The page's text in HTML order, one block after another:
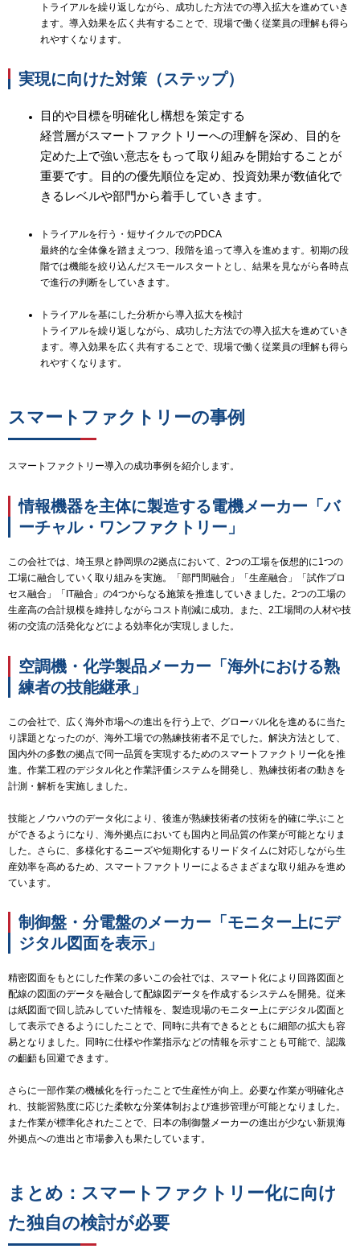
トライアルを繰り返しながら、成功した方法での導入拡大を進めていき
ます。導入効果を広く共有することで、現場で働く従業員の理解も得ら
れやすくなります。
実現に向けた対策（ステップ）
目的や目標を明確化し構想を策定する
経営層がスマートファクトリーへの理解を深め、目的を
定めた上で強い意志をもって取り組みを開始することが
重要です。目的の優先順位を定め、投資効果が数値化で
きるレベルや部門から着手していきます。
トライアルを行う・短サイクルでのPDCA
最終的な全体像を踏まえつつ、段階を追って導入を進めます。初期の段
階では機能を絞り込んだスモールスタートとし、結果を見ながら各時点
で進行の判断をしていきます。
トライアルを基にした分析から導入拡大を検討
トライアルを繰り返しながら、成功した方法での導入拡大を進めていき
ます。導入効果を広く共有することで、現場で働く従業員の理解も得ら
れやすくなります。
スマートファクトリーの事例
スマートファクトリー導入の成功事例を紹介します。
情報機器を主体に製造する電機メーカー「バ
ーチャル・ワンファクトリー」
この会社では、埼玉県と静岡県の2拠点において、2つの工場を仮想的に1つの
工場に融合していく取り組みを実施。「部門間融合」「生産融合」「試作プロ
セス融合」「IT融合」の4つからなる施策を推進していきました。2つの工場の
生産高の合計規模を維持しながらコスト削減に成功。また、2工場間の人材や技
術の交流の活発化などによる効率化が実現しました。
空調機・化学製品メーカー「海外における熟
練者の技能継承」
この会社で、広く海外市場への進出を行う上で、グローバル化を進めるに当た
り課題となったのが、海外工場での熟練技術者不足でした。解決方法として、
国内外の多数の拠点で同一品質を実現するためのスマートファクトリー化を推
進。作業工程のデジタル化と作業評価システムを開発し、熟練技術者の動きを
計測・解析を実施しました。
技能とノウハウのデータ化により、後進が熟練技術者の技術を的確に学ぶこと
ができるようになり、海外拠点においても国内と同品質の作業が可能となりま
した。さらに、多様化するニーズや短期化するリードタイムに対応しながら生
産効率を高めるため、スマートファクトリーによるさまざまな取り組みを進め
ています。
制御盤・分電盤のメーカー「モニター上にデ
ジタル図面を表示」
精密図面をもとにした作業の多いこの会社では、スマート化により回路図面と
配線の図面のデータを融合して配線図データを作成するシステムを開発。従来
は紙図面で回し読みしていた情報を、製造現場のモニター上にデジタル図面と
して表示できるようにしたことで、同時に共有できるとともに細部の拡大も容
易となりました。同時に仕様や作業指示などの情報を示すことも可能で、認識
の齟齬も回避できます。
さらに一部作業の機械化を行ったことで生産性が向上。必要な作業が明確化さ
れ、技能習熟度に応じた柔軟な分業体制および進捗管理が可能となりました。
また作業が標準化されたことで、日本の制御盤メーカーの進出が少ない新規海
外拠点への進出と市場参入も果たしています。
まとめ：スマートファクトリー化に向け
た独自の検討が必要